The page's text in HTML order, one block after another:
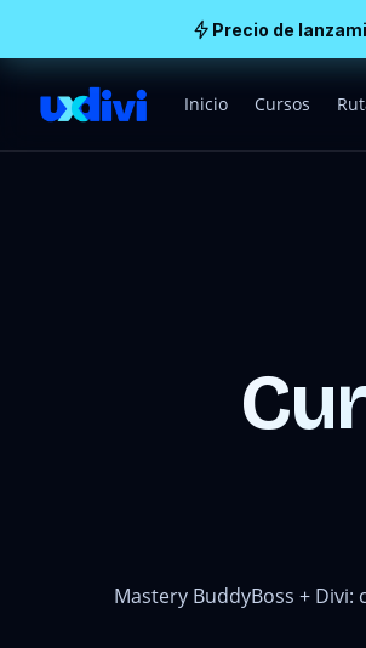
Precio de
Inicio Cursos
Mastery BuddyBoss +